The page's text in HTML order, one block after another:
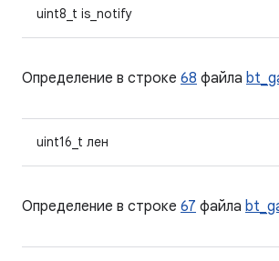
uint8_t is_notify
Определение в строке 68 файла
uint16_t лен
Определение в строке 67 файла